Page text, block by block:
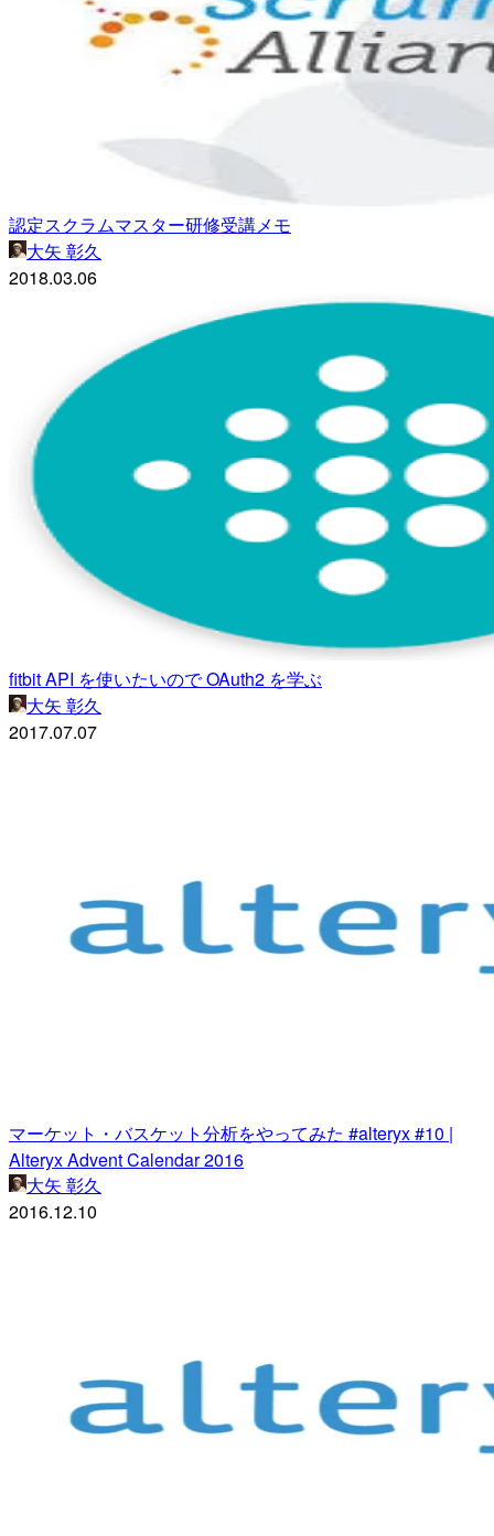
認定スクラムマスター研修受講メモ
大矢 彰久
2018.03.06
fitbit API を使いたいので OAuth2 を学ぶ
大矢 彰久
2017.07.07
マーケット・バスケット分析をやってみた #alteryx #10 |
Alteryx Advent Calendar 2016
大矢 彰久
2016.12.10